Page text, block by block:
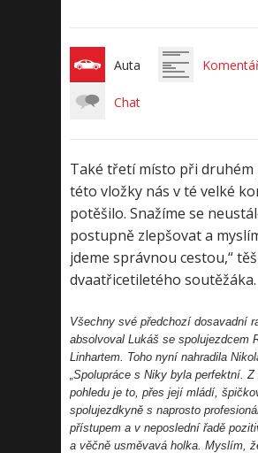
Auta
Chat
Také třetí místo při druhém
této vložky nás v té velké
potěšilo. Snažíme se
postupně zlepšovat a
jdeme správnou cestou,“
dvaatřicetiletého soutěžáka.
Všechny své předchozí dosavadní
absolvoval Lukáš se spolujezdcem
Linhartem. Toho nyní nahradila
„Spolupráce s Niky byla perfektní. Z
pohledu je to, přes její mládí,
spolujezdkyně s naprosto
přístupem a v neposlední řadě
a věčně usměvavá holka. Myslím,